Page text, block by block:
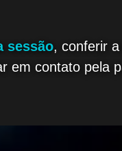
sessão, conferir a
em contato pela